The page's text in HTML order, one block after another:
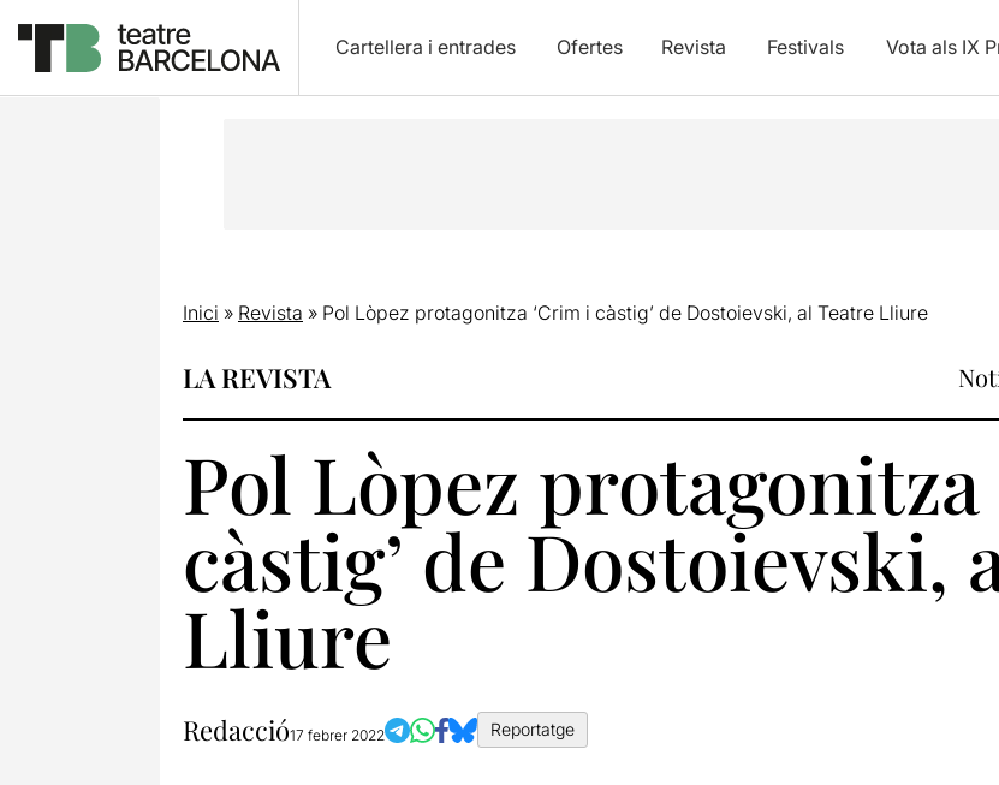
Cartellera i entrades Ofertes Revista Festivals Vota als IX
Inici » Revista » Pol Lòpez protagonitza ‘Crim i càstig’ de Dostoievski, al Teatre Lliure
LA REVISTA
Pol Lòpez protagonitza
càstig’ de Dostoievski,
Lliure
Redacció17 febrer 2022 Reportatge